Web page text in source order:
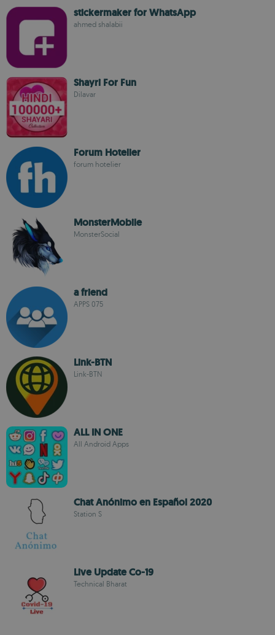
stickermaker for WhatsApp
ahmed shalabii
Shayri For Fun
Dilavar
Forum Hotelier
forum hotelier
MonsterMobile
MonsterSocial
a friend
APPS 075
Link-BTN
Link-BTN
ALL IN ONE
All Android Apps
Chat Anónimo en Español 2020
Station S
Live Update Co-19
Technical Bharat